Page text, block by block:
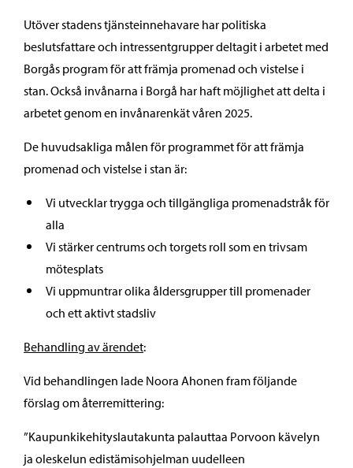
Utöver stadens tjänsteinnehavare har politiska
beslutsfattare och intressentgrupper deltagit i arbetet med
Borgås program för att främja promenad och vistelse i
stan. Också invånarna i Borgå har haft möjlighet att delta i
arbetet genom en invånarenkät våren 2025.
De huvudsakliga målen för programmet för att främja
promenad och vistelse i stan är:
Vi utvecklar trygga och tillgängliga promenadstråk för
alla
Vi stärker centrums och torgets roll som en trivsam
mötesplats
Vi uppmuntrar olika åldersgrupper till promenader
och ett aktivt stadsliv
Behandling av ärendet:
Vid behandlingen lade Noora Ahonen fram följande
förslag om återremittering:
”Kaupunkikehityslautakunta palauttaa Porvoon kävelyn
ja oleskelun edistämisohjelman uudelleen